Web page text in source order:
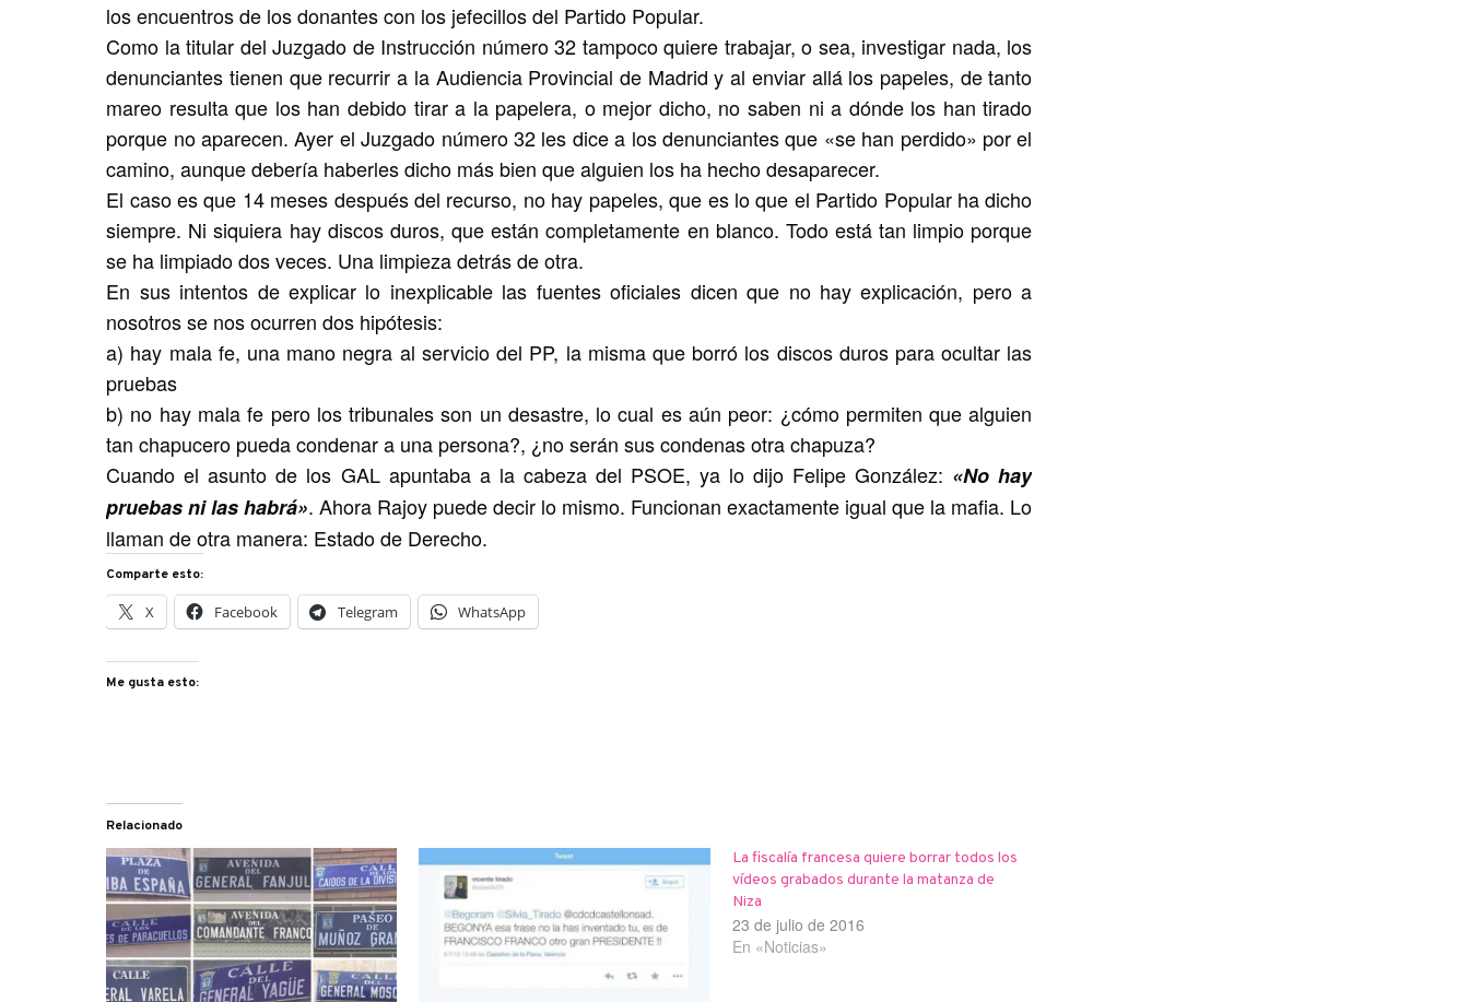
los encuentros de los donantes con los jefecillos del Partido Popular.
Como la titular del Juzgado de Instrucción número 32 tampoco quiere trabajar, o sea, investigar nada, los
denunciantes tienen que recurrir a la Audiencia Provincial de Madrid y al enviar allá los papeles, de tanto
mareo resulta que los han debido tirar a la papelera, o mejor dicho, no saben ni a dónde los han tirado
porque no aparecen. Ayer el Juzgado número 32 les dice a los denunciantes que «se han perdido» por el
camino, aunque debería haberles dicho más bien que alguien los ha hecho desaparecer.
El caso es que 14 meses después del recurso, no hay papeles, que es lo que el Partido Popular ha dicho
siempre. Ni siquiera hay discos duros, que están completamente en blanco. Todo está tan limpio porque
se ha limpiado dos veces. Una limpieza detrás de otra.
En sus intentos de explicar lo inexplicable las fuentes oficiales dicen que no hay explicación, pero a
nosotros se nos ocurren dos hipótesis:
a) hay mala fe, una mano negra al servicio del PP, la misma que borró los discos duros para ocultar las
pruebas
b) no hay mala fe pero los tribunales son un desastre, lo cual es aún peor: ¿cómo permiten que alguien
tan chapucero pueda condenar a una persona?, ¿no serán sus condenas otra chapuza?
Cuando el asunto de los GAL apuntaba a la cabeza del PSOE, ya lo dijo Felipe González: «No hay
pruebas ni las habrá». Ahora Rajoy puede decir lo mismo. Funcionan exactamente igual que la mafia. Lo
llaman de otra manera: Estado de Derecho.
Comparte esto:
X Facebook Telegram WhatsApp
Me gusta esto:
Relacionado
La fiscalía francesa quiere borrar todos los
vídeos grabados durante la matanza de
Niza
23 de julio de 2016
En «Noticias»